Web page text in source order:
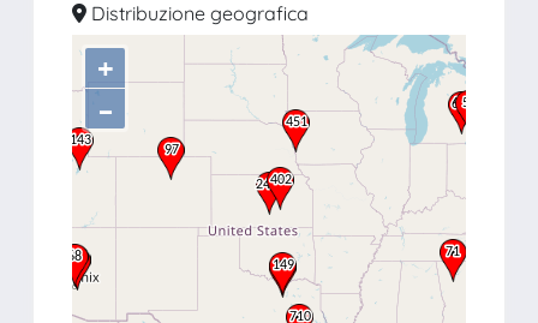
Distribuzione geografica
+
–